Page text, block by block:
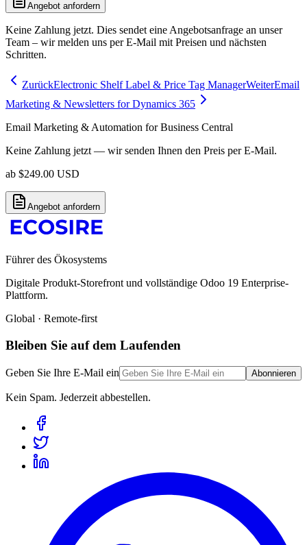
Angebot anfordern
Keine Zahlung jetzt. Dies sendet eine Angebotsanfrage an unser
Team – wir melden uns per E-Mail mit Preisen und nächsten
Schritten.
ZurückElectronic Shelf Label & Price Tag ManagerWeiterEmail
Marketing & Newsletters for Dynamics 365
Email Marketing & Automation for Business Central
Keine Zahlung jetzt — wir senden Ihnen den Preis per E-Mail.
ab $249.00 USD
Angebot anfordern
Führer des Ökosystems
Digitale Produkt-Storefront und vollständige Odoo 19 Enterprise-
Plattform.
Global · Remote-first
Bleiben Sie auf dem Laufenden
Geben Sie Ihre E-Mail ein Abonnieren
Kein Spam. Jederzeit abbestellen.